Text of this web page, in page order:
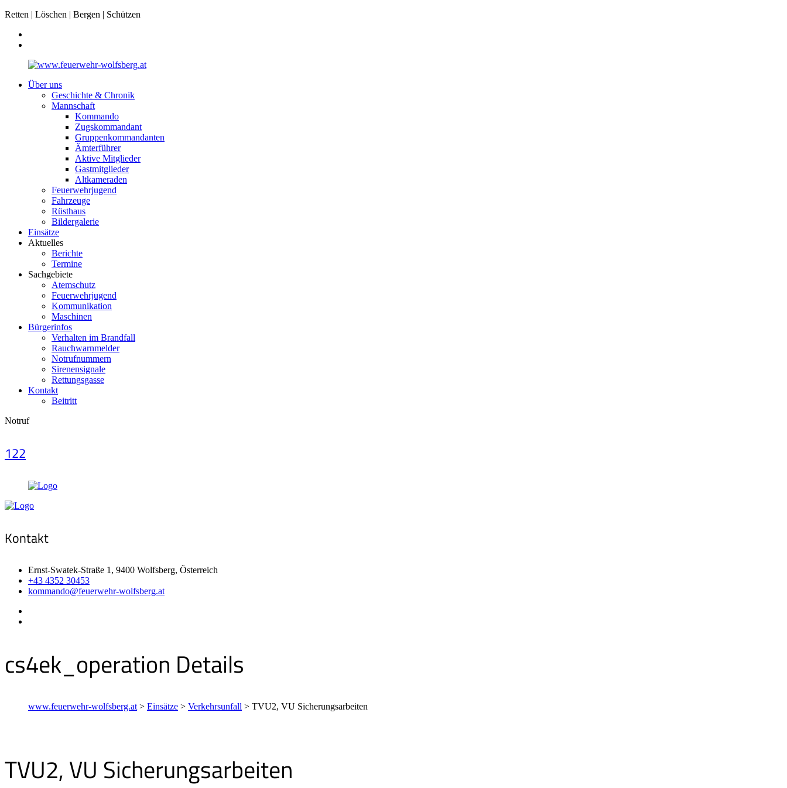
Retten | Löschen | Bergen | Schützen
Über uns
Geschichte & Chronik
Mannschaft
Kommando
Zugskommandant
Gruppenkommandanten
Ämterführer
Aktive Mitglieder
Gastmitglieder
Altkameraden
Feuerwehrjugend
Fahrzeuge
Rüsthaus
Bildergalerie
Einsätze
Aktuelles
Berichte
Termine
Sachgebiete
Atemschutz
Feuerwehrjugend
Kommunikation
Maschinen
Bürgerinfos
Verhalten im Brandfall
Rauchwarnmelder
Notrufnummern
Sirenensignale
Rettungsgasse
Kontakt
Beitritt
Notruf
122
Kontakt
Ernst-Swatek-Straße 1, 9400 Wolfsberg, Österreich
+43 4352 30453
kommando@feuerwehr-wolfsberg.at
cs4ek_operation Details
www.feuerwehr-wolfsberg.at > Einsätze > Verkehrsunfall > TVU2, VU Sicherungsarbeiten
TVU2, VU Sicherungsarbeiten